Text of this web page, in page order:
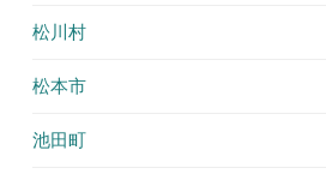
松川村
松本市
池田町